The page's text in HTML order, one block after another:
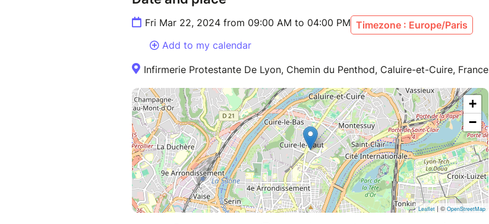
Fri Mar 22, 2024 from 09:00 AM to 04:00 PM Timezone : Europe/Paris
Add to my calendar
Infirmerie Protestante De Lyon, Chemin du Penthod, Caluire-et-Cuire, France
+
−
Leaflet| © OpenStreetMap